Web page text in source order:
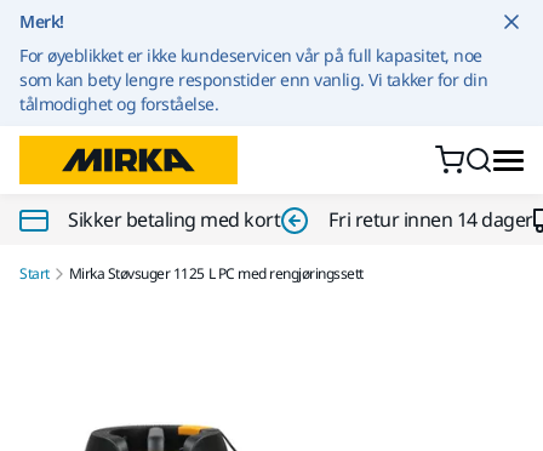
Merk!
For øyeblikket er ikke kundeservicen vår på full kapasitet, noe
som kan bety lengre responstider enn vanlig. Vi takker for din
tålmodighet og forståelse.
Sikker betaling med kort Fri retur innen 14 dager
Start Mirka Støvsuger 1125 L PC med rengjøringssett